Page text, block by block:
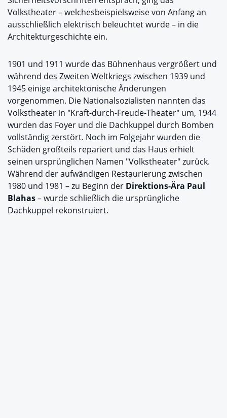
Volkstheater – welchesbeispielsweise von Anfang an
ausschließlich elektrisch beleuchtet wurde – in die
Architekturgeschichte ein.
1901 und 1911 wurde das Bühnenhaus vergrößert und
während des Zweiten Weltkriegs zwischen 1939 und
1945 einige architektonische Änderungen
vorgenommen. Die Nationalsozialisten nannten das
Volkstheater in "Kraft-durch-Freude-Theater" um, 1944
wurden das Foyer und die Dachkuppel durch Bomben
vollständig zerstört. Noch im Folgejahr wurden die
Schäden großteils repariert und das Haus erhielt
seinen ursprünglichen Namen "Volkstheater" zurück.
Während der aufwändigen Restaurierung zwischen
1980 und 1981 – zu Beginn der Direktions-Ära Paul
Blahas– wurde schließlich die ursprüngliche
Dachkuppel rekonstruiert.